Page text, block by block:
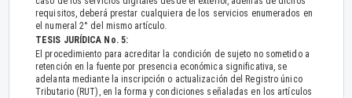
requisitos, deberá prestar cualquiera de los servicios enumerados en
el numeral 2° del mismo artículo.
TESIS JURÍDICA No. 5:
El procedimiento para acreditar la condición de sujeto no sometido a
retención en la fuente por presencia económica significativa, se
adelanta mediante la inscripción o actualización del Registro único
Tributario (RUT), en la forma y condiciones señaladas en los artículos